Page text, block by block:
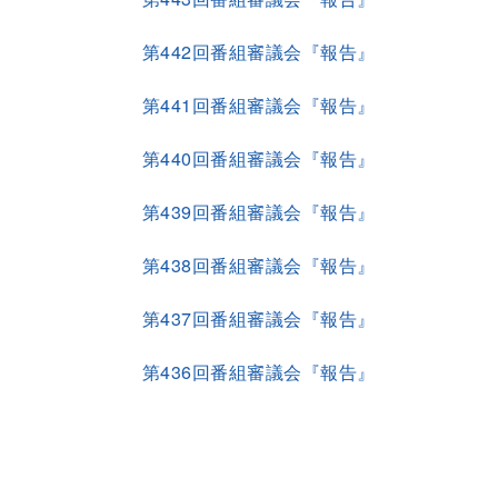
第442回番組審議会『報告』
第441回番組審議会『報告』
第440回番組審議会『報告』
第439回番組審議会『報告』
第438回番組審議会『報告』
第437回番組審議会『報告』
第436回番組審議会『報告』